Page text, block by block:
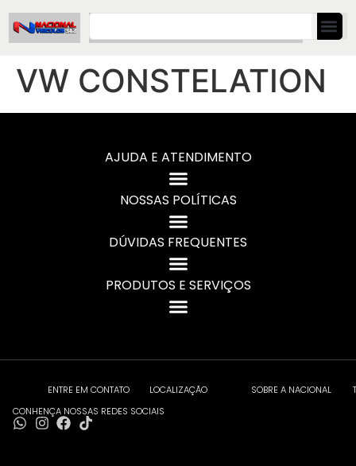
VW CONSTELATION
AJUDA E ATENDIMENTO
NOSSAS POLÍTICAS
DÚVIDAS FREQUENTES
PRODUTOS E SERVIÇOS
ENTRE EM CONTATO LOCALIZAÇÃO SOBRE A NACIONAL
CONHENÇA NOSSAS REDES SOCIAIS